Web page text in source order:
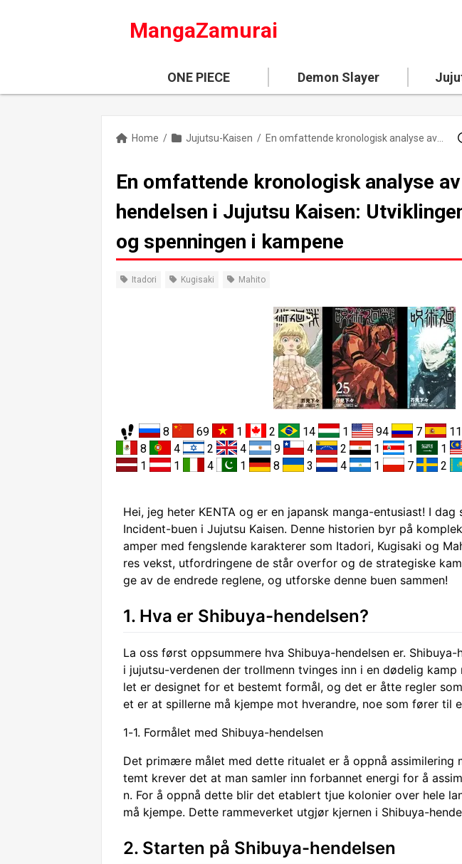
MangaZamurai
ONE PIECE Demon Slayer
Home / Jujutsu-Kaisen /
En omfattende kronologisk analyse
hendelsen i Jujutsu Kaisen:
og spenningen i kampene
Itadori Kugisaki Mahito
8 69 1 2 14 1 94 7 11
8
4 2 4 9 4 2 1 1 1
1
1 4 1 8 3 4 1 7 2
Hei, jeg heter KENTA og er en japansk manga-entusiast! I
Incident-buen i Jujutsu Kaisen. Denne historien byr på
amper med fengslende karakterer som Itadori, Kugisaki og
res vekst, utfordringene de står overfor og de strategiske
ge av de endrede reglene, og utforske denne buen sammen!
1. Hva er Shibuya-hendelsen?
La oss først oppsummere hva Shibuya-hendelsen er.
i jujutsu-verdenen der trollmenn tvinges inn i en dødelig
let er designet for et bestemt formål, og det er åtte regler
et er at spillerne må kjempe mot hverandre, noe som fører til
1-1. Formålet med Shibuya-hendelsen
Det primære målet med dette ritualet er å oppnå assimilering
temt krever det at man samler inn forbannet energi for å
n. For å oppnå dette blir det etablert tjue kolonier over hele
må kjempe. Dette rammeverket utgjør kjernen i Shibuya-
2. Starten på Shibuya-hendelsen